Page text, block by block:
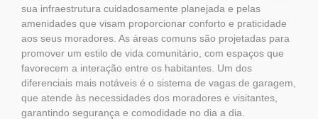
sua infraestrutura cuidadosamente planejada e pelas
amenidades que visam proporcionar conforto e praticidade
aos seus moradores. As áreas comuns são projetadas para
promover um estilo de vida comunitário, com espaços que
favorecem a interação entre os habitantes. Um dos
diferenciais mais notáveis é o sistema de vagas de garagem,
que atende às necessidades dos moradores e visitantes,
garantindo segurança e comodidade no dia a dia.